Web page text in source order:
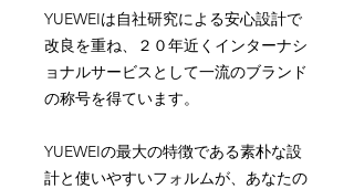
YUEWEIは自社研究による安心設計で
改良を重ね、２０年近くインターナシ
ョナルサービスとして一流のブランド
の称号を得ています。
YUEWEIの最大の特徴である素朴な設
計と使いやすいフォルムが、あなたの